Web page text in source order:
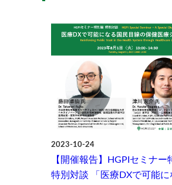
2023-10-24
【開催報告】HGPIセミナー
特別対談 「医療DXで可能に